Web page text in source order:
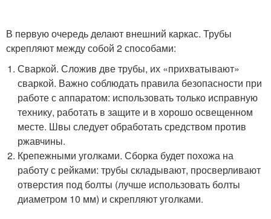
В первую очередь делают внешний каркас. Трубы
скрепляют между собой 2 способами:
Сваркой. Сложив две трубы, их «прихватывают»
сваркой. Важно соблюдать правила безопасности при
работе с аппаратом: использовать только исправную
технику, работать в защите и в хорошо освещенном
месте. Швы следует обработать средством против
ржавчины.
Крепежными уголками. Сборка будет похожа на
работу с рейками: трубы складывают, просверливают
отверстия под болты (лучше использовать болты
диаметром 10 мм) и скрепляют уголками.